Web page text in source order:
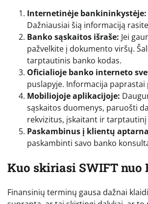
Internetinėje bankininkystėje:
Dažniausiai šią informaciją
Banko sąskaitos išraše: Jei
pažvelkite į dokumento viršų.
tarptautinis banko kodas.
Oficialioje banko interneto
puslapyje. Informacija paprastai
Mobiliojoje aplikacijoje:
sąskaitos duomenys, paruošti
rekvizitus, įskaitant ir tarptautinį
Paskambinus į klientų
paskambinti savo banko
Kuo skiriasi SWIFT
Finansinių terminų gausa dažnai